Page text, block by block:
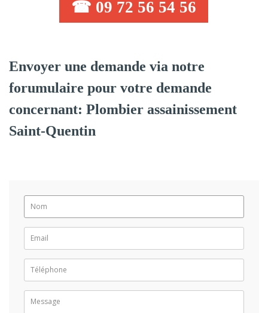
☎ 09 72 56 54 56
Envoyer une demande via notre
forumulaire pour votre demande
concernant: Plombier assainissement
Saint-Quentin